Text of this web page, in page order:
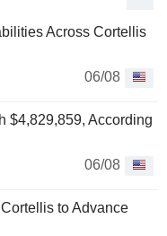
Across Cortellis
06/08
$4,829,859, According
06/08
to Advance